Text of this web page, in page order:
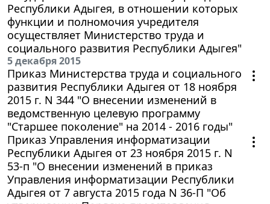
Республики Адыгея, в отношении которых
функции и полномочия учредителя
осуществляет Министерство труда и
социального развития Республики Адыгея"
5 декабря 2015
Приказ Министерства труда и социального
развития Республики Адыгея от 18 ноября
2015 г. N 344 "О внесении изменений в
ведомственную целевую программу
"Старшее поколение" на 2014 - 2016 годы"
Приказ Управления информатизации
Республики Адыгея от 23 ноября 2015 г. N
53-п "О внесении изменений в приказ
Управления информатизации Республики
Адыгея от 7 августа 2015 года N 36-П "Об